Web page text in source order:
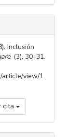
Inclusión
, (3), 30–31.
article/view/1
cita